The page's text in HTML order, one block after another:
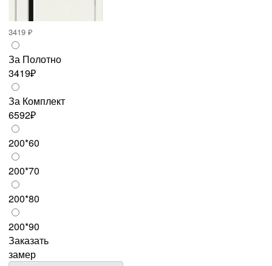
3419 ₽
За Полотно
3419₽
За Комплект
6592₽
200*60
200*70
200*80
200*90
Заказать
замер